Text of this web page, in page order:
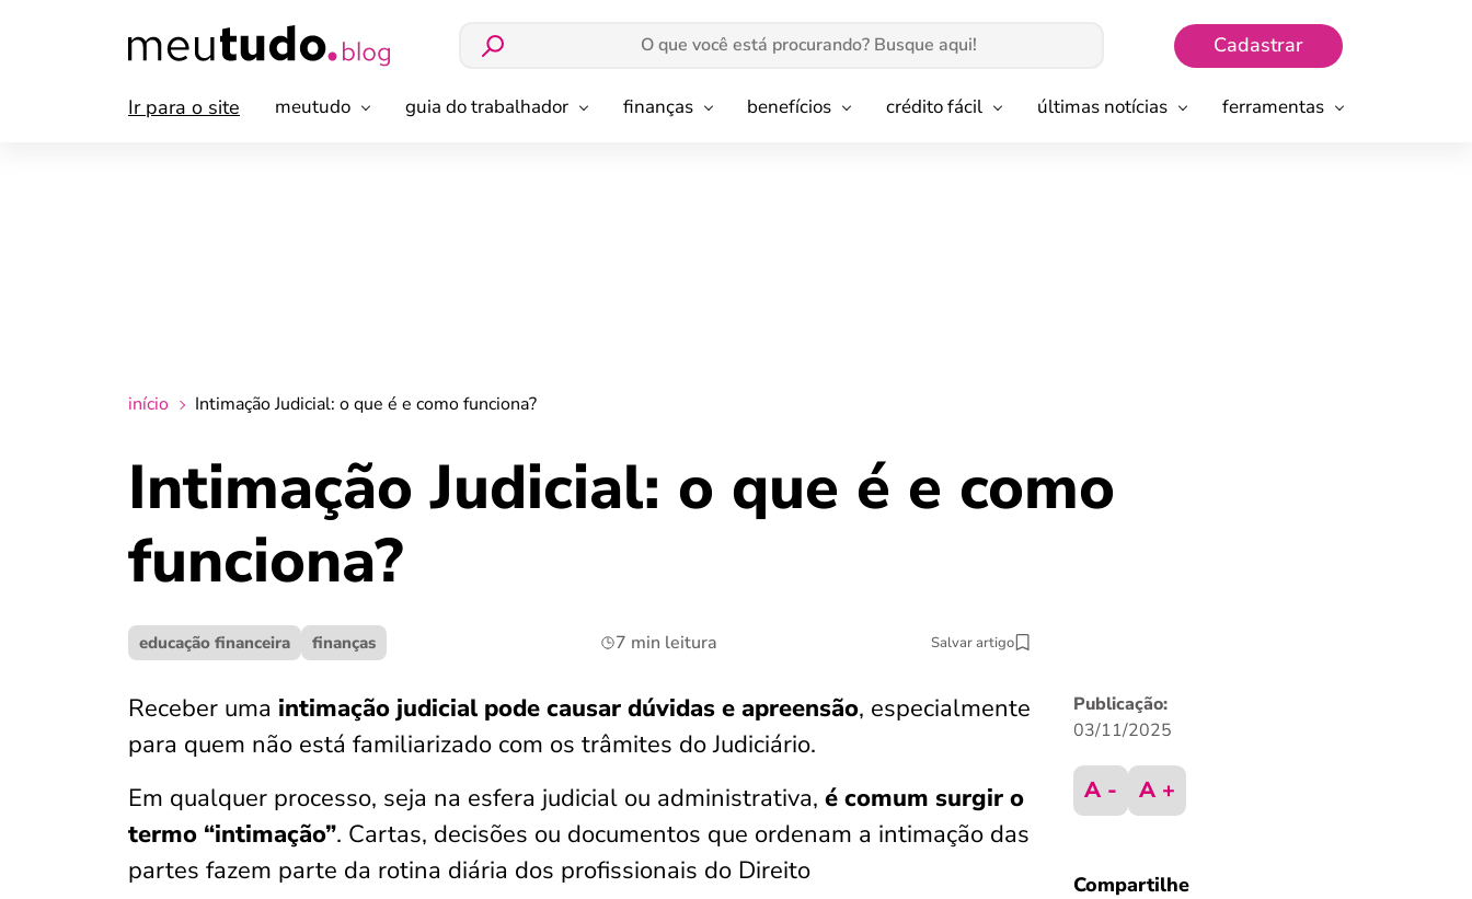
Cadastrar
Ir para o site meutudo guia do trabalhador finanças benefícios crédito fácil últimas notícias ferramentas
início Intimação Judicial: o que é e como funciona?
Intimação Judicial: o que é e como
funciona?
educação financeira finanças 7 min leitura Salvar artigo
Receber uma intimação judicial pode causar dúvidas e apreensão, especialmente
para quem não está familiarizado com os trâmites do Judiciário.
Em qualquer processo, seja na esfera judicial ou administrativa, é comum surgir o
termo “intimação”. Cartas, decisões ou documentos que ordenam a intimação das
partes fazem parte da rotina diária dos profissionais do Direito
Publicação:
03/11/2025
A - A +
Compartilhe